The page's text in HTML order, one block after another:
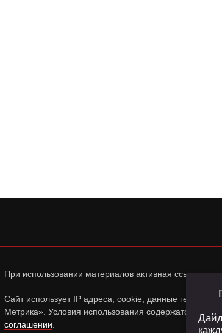
При использовании материалов активная ссылка на
Сайт использует IP адреса, cookie, данные
Метрика». Условия использования содержатся в
соглашении